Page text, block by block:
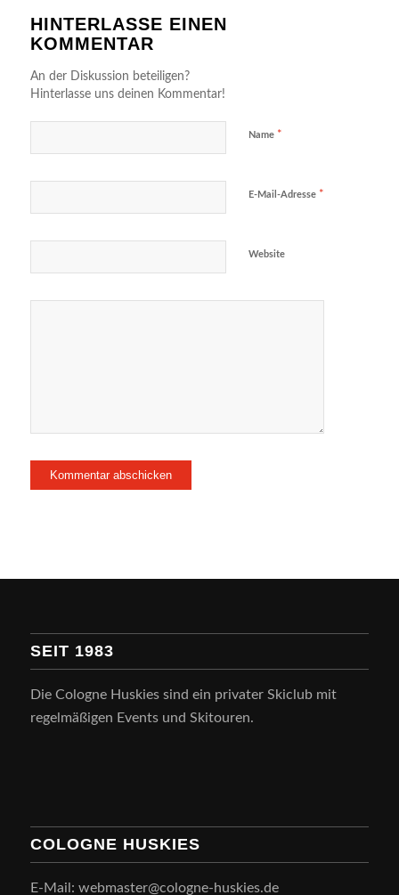
HINTERLASSE EINEN
KOMMENTAR
An der Diskussion beteiligen?
Hinterlasse uns deinen Kommentar!
Name *
E-Mail-Adresse *
Website
SEIT 1983
Die Cologne Huskies sind ein privater Skiclub mit
regelmäßigen Events und Skitouren.
COLOGNE HUSKIES
E-Mail: webmaster@cologne-huskies.de